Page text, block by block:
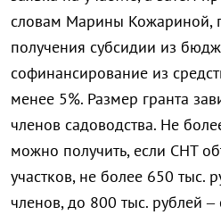
словам Марины Кожариной,
получения субсидии из
софинансирование из
менее 5%. Размер гранта
членов садоводства. Не
можно получить, если СНТ
участков, не более 650 тыс.
членов, до 800 тыс. рублей